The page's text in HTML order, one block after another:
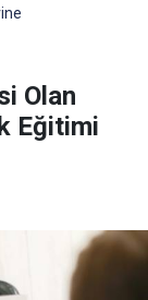
Olan
Eğitimi